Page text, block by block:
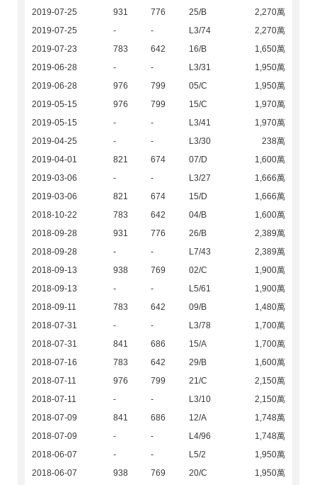
2019-07-25
931 776 25/B
2,270萬
2019-07-25
- - L3/74
2,270萬
2019-07-23
783 642 16/B
1,650萬
2019-06-28
- - L3/31
1,950萬
2019-06-28
976 799 05/C
1,950萬
2019-05-15
976 799 15/C
1,970萬
2019-05-15
- - L3/41
1,970萬
2019-04-25
- - L3/30
238萬
2019-04-01
821 674 07/D
1,600萬
2019-03-06
- - L3/27
1,666萬
2019-03-06
821 674 15/D
1,666萬
2018-10-22
783 642 04/B
1,600萬
2018-09-28
931 776 26/B
2,389萬
2018-09-28
- - L7/43
2,389萬
2018-09-13
938 769 02/C
1,900萬
2018-09-13
- - L5/61
1,900萬
2018-09-11
783 642 09/B
1,480萬
2018-07-31
- - L3/78
1,700萬
2018-07-31
841 686 15/A
1,700萬
2018-07-16
783 642 29/B
1,600萬
2018-07-11
976 799 21/C
2,150萬
2018-07-11
- - L3/10
2,150萬
2018-07-09
841 686 12/A
1,748萬
2018-07-09
- - L4/96
1,748萬
2018-06-07
- - L5/2
1,950萬
2018-06-07
938 769 20/C
1,950萬